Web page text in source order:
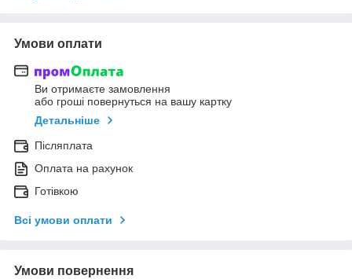
Умови оплати
Ви отримаєте замовлення
або гроші повернуться на вашу картку
Детальніше
Післяплата
Оплата на рахунок
Готівкою
Всі умови оплати
Умови повернення